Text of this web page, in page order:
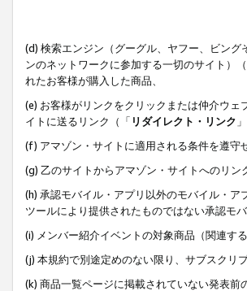
(d) 検索エンジン（グーグル、ヤフー、ビン
ンのネットワークに参加する一切のサイト）
れたお客様が購入した商品、
(e) お客様がリンクをクリックまたは仲介ウ
イトに送るリンク（「 リダイレクト・リンク
(f) アマゾン・サイトに適用される条件を遵守
(g) 乙のサイトからアマゾン・サイトへのリ
(h) 承認モバイル・アプリ以外のモバイル・
ツールにより提供されたものではない承認モ
(i) メンバー紹介イベントの対象商品（関連す
(j) 本規約で別途定めのない限り、サブスクリ
(k) 商品一覧ページに掲載されていない発表前